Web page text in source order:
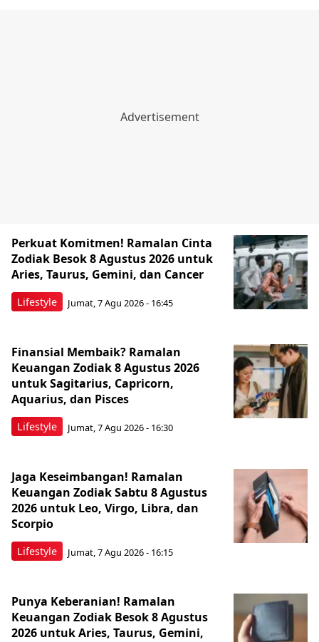
Lifestyle
Perkuat Komitmen! Ramalan Cinta
Zodiak Besok 8 Agustus 2026 untuk
Aries, Taurus, Gemini, dan Cancer
Jumat, 7 Agu 2026 - 16:45
Lifestyle
Finansial Membaik? Ramalan
Keuangan Zodiak 8 Agustus 2026
untuk Sagitarius, Capricorn,
Aquarius, dan Pisces
Jumat, 7 Agu 2026 - 16:30
Lifestyle
Jaga Keseimbangan! Ramalan
Keuangan Zodiak Sabtu 8 Agustus
2026 untuk Leo, Virgo, Libra, dan
Scorpio
Jumat, 7 Agu 2026 - 16:15
Punya Keberanian! Ramalan
Keuangan Zodiak Besok 8 Agustus
2026 untuk Aries, Taurus, Gemini,